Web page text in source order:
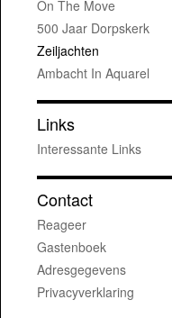
On The Move
500 Jaar Dorpskerk
Zeiljachten
Ambacht In Aquarel
Links
Interessante Links
Contact
Reageer
Gastenboek
Adresgegevens
Privacyverklaring